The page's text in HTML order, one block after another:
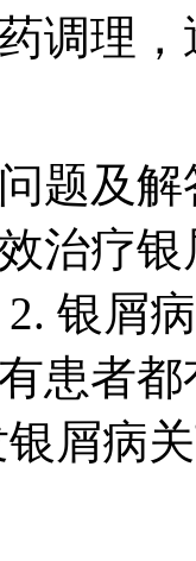
调理
题及
治疗
银屑
患者
屑病